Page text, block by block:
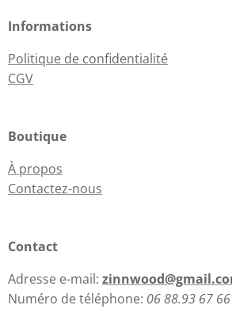
Informations
Politique de confidentialité
CGV
Boutique
À propos
Contactez-nous
Contact
Adresse e-mail:
Numéro de téléphone: 06 88.93 67 66